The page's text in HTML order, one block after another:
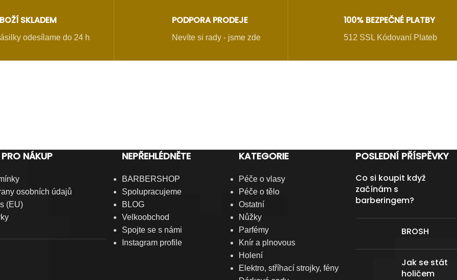
SKLADEM
odesílame do 24 h
PODPORA PRODEJE
Nevíte si rady - jsme zde
100% BEZPEČNÉ PLATBY
512 SSL Kódovaní Plateb
NÁKUP
osobních údajů
(EU)
NEPŘEHLÉDNĚTE
BARBERSHOP
Spolupracujeme
BLOG
Velkoobchod
Spojte se s námi
Instagram profile
KATEGORIE
Péče o vlasy
Péče o tělo
Ostatní
Nůžky
Parfémy
Knír a plnovous
Holení
Elektro, stříhací strojky, fény
POSLEDNÍ PŘÍSPĚVKY
Co si koupit když
začínám s
barberingem?
BROSH
Jak se stát
holičem